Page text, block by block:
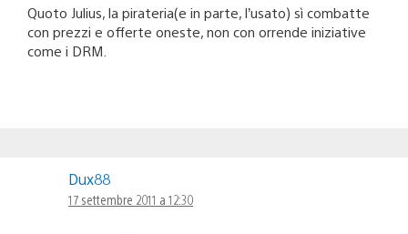
Quoto Julius, la pirateria(e in parte, l’usato) sì combatte
con prezzi e offerte oneste, non con orrende iniziative
come i DRM.
Dux88
17 settembre 2011 a 12:30